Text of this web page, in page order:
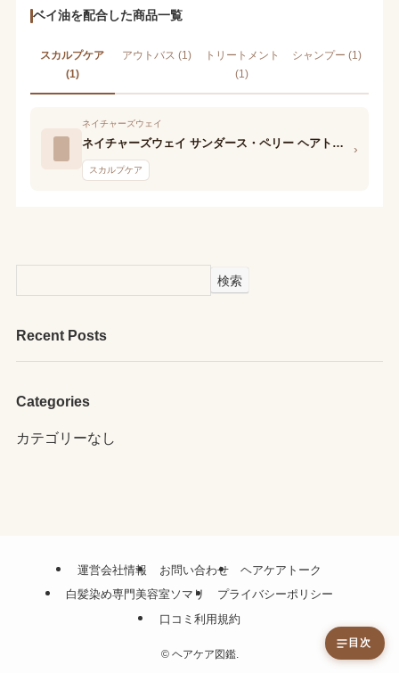
ベイ油を配合した商品一覧
スカルプケア
(1)
アウトバス (1)
トリートメント
(1)
シャンプー (1)
ネイチャーズウェイ
ネイチャーズウェイ サンダース・ペリー ヘアトニック VT
スカルプケア
›
検索
Recent Posts
Categories
カテゴリーなし
運営会社情報 お問い合わせ
ヘアケアトーク
白髪染め専門美容室ソマリ
プライバシーポリシー
口コミ利用規約
©ヘアケア図鑑.
目次